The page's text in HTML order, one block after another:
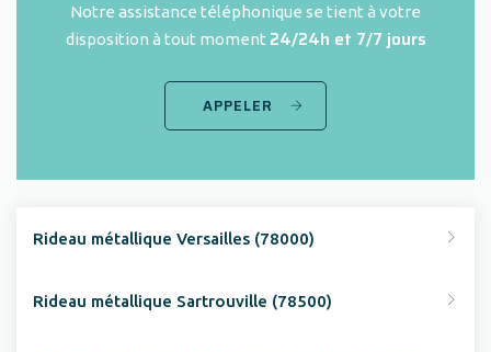
Notre assistance téléphonique se tient à votre
disposition à tout moment 24/24h et 7/7 jours
APPELER
Rideau métallique Versailles (78000)
Rideau métallique Sartrouville (78500)